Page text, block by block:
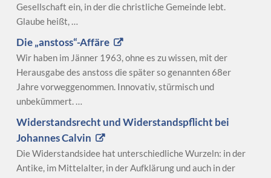
Gesellschaft ein, in der die christliche Gemeinde lebt.
Glaube heißt, …
Die „anstoss“-Affäre
Wir haben im Jänner 1963, ohne es zu wissen, mit der
Herausgabe des anstoss die später so genannten 68er
Jahre vorweggenommen. Innovativ, stürmisch und
unbekümmert. …
Widerstandsrecht und Widerstandspflicht bei
Johannes Calvin
Die Widerstandsidee hat unterschiedliche Wurzeln: in der
Antike, im Mittelalter, in der Aufklärung und auch in der